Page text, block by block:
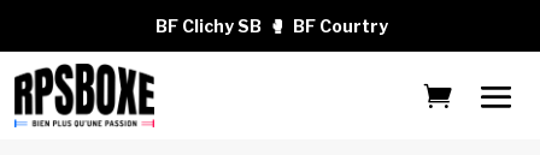
BF Clichy SB 🥊 BF Courtry